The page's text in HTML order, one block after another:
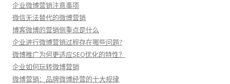
企业微博营销注意事项
微信无法替代的微博营销
博客微博的营销侧重点是什么
企业进行微博营销过程存在哪些问题?
微博推广为何更适应SEO优化的特性？
企业如何玩转微博营销
微博营销：品牌微博经营的十大规律